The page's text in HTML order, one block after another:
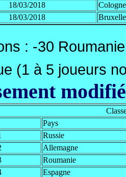
18/03/2018
Cologne
18/03/2018
: -30
(1 à 5 joueurs
modifié
Pays
Russie
Allemagne
Roumanie
Espagne